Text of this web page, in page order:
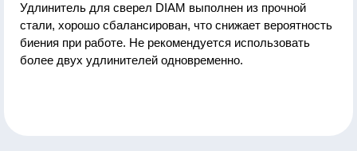
Удлинитель для сверел DIAM выполнен из прочной
стали, хорошо сбалансирован, что снижает вероятность
биения при работе. Не рекомендуется использовать
более двух удлинителей одновременно.